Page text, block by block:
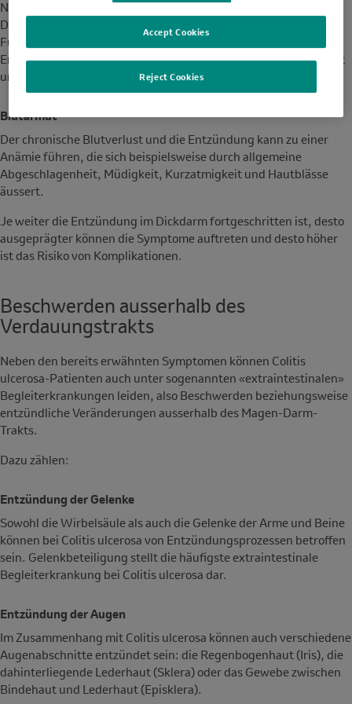
Nahrungsaufnahme ist aus Angst vor Bauchschmerzen und
Durchfällen oft unzureichend. Hinzu kommt, dass die normale
Funktion des Verdauungstraktes durch die chronische
Entzündung gestört ist. Insgesamt kann dies zu Gewichtsverlust
und Mangelerscheinungen führen.
Blutarmut
Der chronische Blutverlust und die Entzündung kann zu einer
Anämie führen, die sich beispielsweise durch allgemeine
Abgeschlagenheit, Müdigkeit, Kurzatmigkeit und Hautblässe
äussert.
Je weiter die Entzündung im Dickdarm fortgeschritten ist, desto
ausgeprägter können die Symptome auftreten und desto höher
ist das Risiko von Komplikationen.
Beschwerden ausserhalb des
Verdauungstrakts
Neben den bereits erwähnten Symptomen können Colitis
ulcerosa-Patienten auch unter sogenannten «extraintestinalen»
Begleiterkrankungen leiden, also Beschwerden beziehungsweise
entzündliche Veränderungen ausserhalb des Magen-Darm-
Trakts.
Dazu zählen:
Entzündung der Gelenke
Sowohl die Wirbelsäule als auch die Gelenke der Arme und Beine
können bei Colitis ulcerosa von Entzündungsprozessen betroffen
sein. Gelenkbeteiligung stellt die häufigste extraintestinale
Begleiterkrankung bei Colitis ulcerosa dar.
Entzündung der Augen
Im Zusammenhang mit Colitis ulcerosa können auch verschiedene
Augenabschnitte entzündet sein: die Regenbogenhaut (Iris), die
dahinterliegende Lederhaut (Sklera) oder das Gewebe zwischen
Bindehaut und Lederhaut (Episklera).
Reject Cookies
Accept Cookies